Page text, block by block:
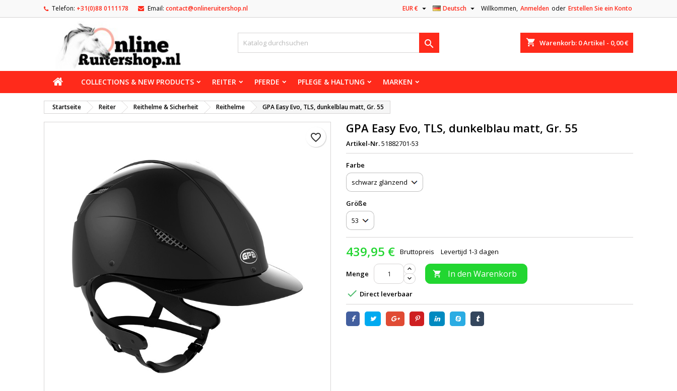
Telefon: +31(0)88 0111178 Email: contact@onlineruitershop.nl Willkommen, Anmelden oder Erstellen Sie ein Konto
Deutsch 
EUR € 
shopping_cart Warenkorb: 0Artikel - 0,00 €

COLLECTIONS & NEW PRODUCTS REITER PFERDE PFLEGE & HALTUNG MARKEN
Startseite Reiter Reithelme & Sicherheit Reithelme GPA Easy Evo, TLS, dunkelblau matt, Gr. 55
favorite_border
GPA Easy Evo, TLS, dunkelblau matt, Gr. 55
Artikel-Nr.51882701-53
Farbe
Größe
439,95 € Bruttopreis Levertijd 1-3 dagen
Menge  In den Warenkorb
 Direct leverbaar